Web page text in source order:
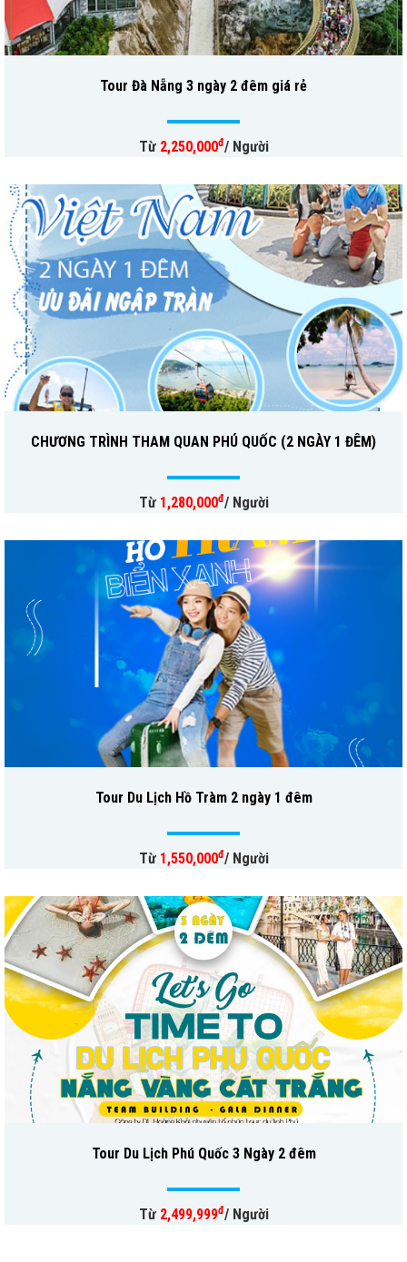
Tour Đà Nẵng 3 ngày 2 đêm giá rẻ
Từ 2,250,000đ/ Người
CHƯƠNG TRÌNH THAM QUAN PHÚ QUỐC (2 NGÀY 1 ĐÊM)
Từ 1,280,000đ/ Người
Tour Du Lịch Hồ Tràm 2 ngày 1 đêm
Từ 1,550,000đ/ Người
Tour Du Lịch Phú Quốc 3 Ngày 2 đêm
Từ 2,499,999đ/ Người